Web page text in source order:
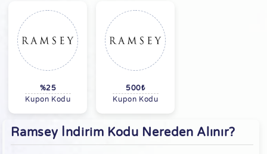
%25
Kupon Kodu
500₺
Kupon Kodu
Ramsey İndirim Kodu Nereden Alınır?